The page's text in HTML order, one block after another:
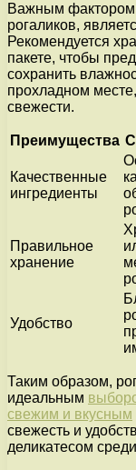
Важным
рогаликов,
Рекомендуется
пакете, чтобы
сохранить
прохладном
свежести.
Преимущества
Качественные
ингредиенты
Правильное
хранение
Удобство
Таким образом,
идеальным
свежим и вкусным
свежесть и
деликатесом